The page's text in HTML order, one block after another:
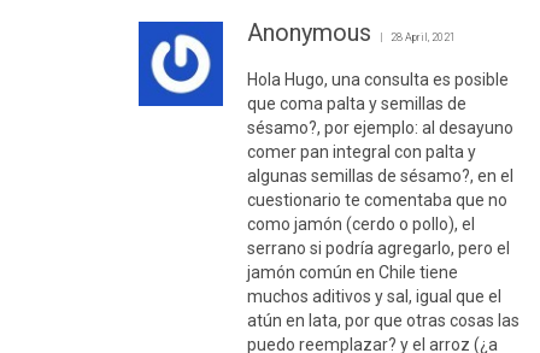
Anonymous 28 April, 2021
Hola Hugo, una consulta es posible
que coma palta y semillas de
sésamo?, por ejemplo: al desayuno
comer pan integral con palta y
algunas semillas de sésamo?, en el
cuestionario te comentaba que no
como jamón (cerdo o pollo), el
serrano si podría agregarlo, pero el
jamón común en Chile tiene
muchos aditivos y sal, igual que el
atún en lata, por que otras cosas las
puedo reemplazar? y el arroz (¿a